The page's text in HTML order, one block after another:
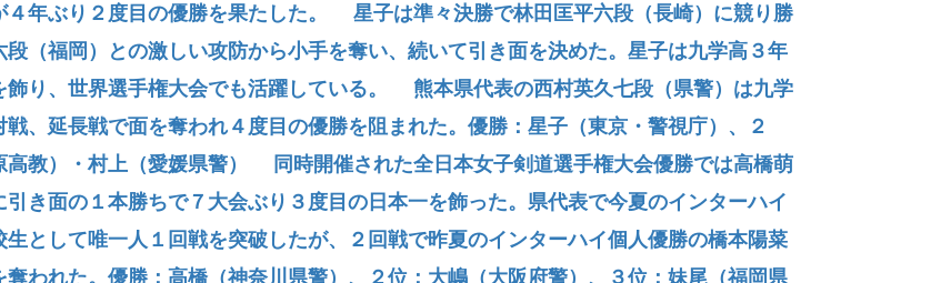
４年ぶり２度目の優勝を果たした。 星子は準々決勝で林田匡平六段（長崎）に競り勝
（福岡）との激しい攻防から小手を奪い、続いて引き面を決めた。星子は九学高３年
飾り、世界選手権大会でも活躍している。 熊本県代表の西村英久七段（県警）は九学
、延長戦で面を奪われ４度目の優勝を阻まれた。優勝：星子（東京・警視庁）、２
高教）・村上（愛媛県警） 同時開催された全日本女子剣道選手権大会優勝では高橋萌
き面の１本勝ちで７大会ぶり３度目の日本一を飾った。県代表で今夏のインターハイ
として唯一人１回戦を突破したが、２回戦で昨夏のインターハイ個人優勝の橋本陽菜
われた。優勝：高橋（神奈川県警）、２位：大嶋（大阪府警）、３位：妹尾（福岡県